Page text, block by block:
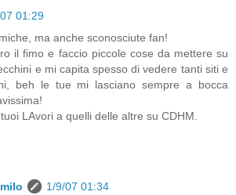
01:29
ma anche sconosciute fan!
il fimo e faccio piccole cose da mettere su
e mi capita spesso di vedere tanti siti e
beh le tue mi lasciano sempre a bocca
LAvori a quelli delle altre su CDHM.
1/9/07 01:34